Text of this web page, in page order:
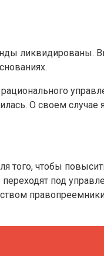
ликвидированы.
О своем случае
того, чтобы
под